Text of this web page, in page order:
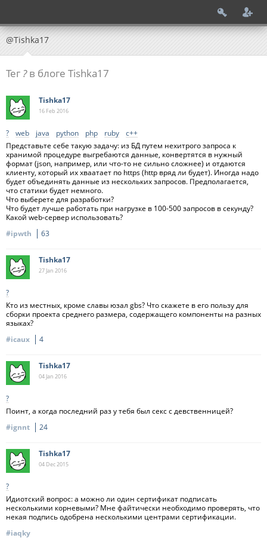
@Tishka17
Тег ?в блоге Tishka17
Tishka17
16 Feb 2016
? web java python php ruby
c++
Представьте себе такую задачу: из БД путем нехитрого запроса к
хранимой процедуре выгребаются данные, конвертятся в нужный
формат (json, например, или что-то не сильно сложнее) и отдаются
клиенту, который их хваатает по https (http вряд ли будет). Иногда надо
будет объединять данные из нескольких запросов. Предполагается,
что статики будет немного.
Что выберете для разработки?
Что будет лучше работать при нагрузке в 100-500 запросов в секунду?
Какой web-сервер использовать?
#ipwth
63
Tishka17
27 Jan 2016
?
Кто из местных, кроме славы юзал gbs? Что скажете в его пользу для
сборки проекта среднего размера, содержащего компоненты на разных
языках?
#icaux
4
Tishka17
04 Jan 2016
?
Поинт, а когда последний раз у тебя был секс с девственницей?
#ignnt
24
Tishka17
04 Dec2015
?
Идиотский вопрос: а можно ли один сертификат подписать
несколькими корневыми? Мне файтически необходимо проверять, что
некая подпись одобрена несколькими центрами сертификации.
#iaqky